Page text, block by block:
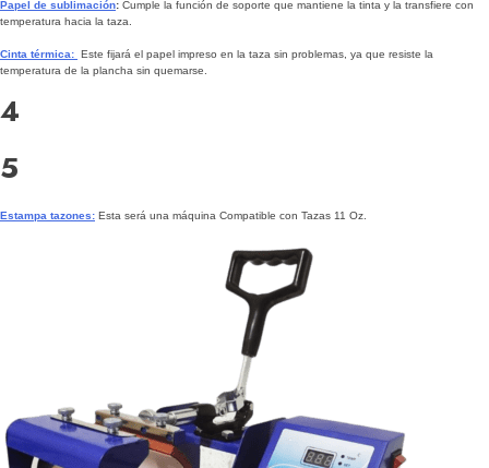
Papel de sublimación: Cumple la función de soporte que mantiene la tinta y la transfiere con
temperatura hacia la taza.
Cinta térmica: Este fijará el papel impreso en la taza sin problemas, ya que resiste la
temperatura de la plancha sin quemarse.
4
5
Estampa tazones: Esta será una máquina Compatible con Tazas 11 Oz.